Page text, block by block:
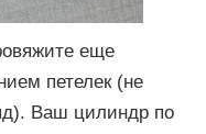
еще
петелек (не
Ваш цилиндр по